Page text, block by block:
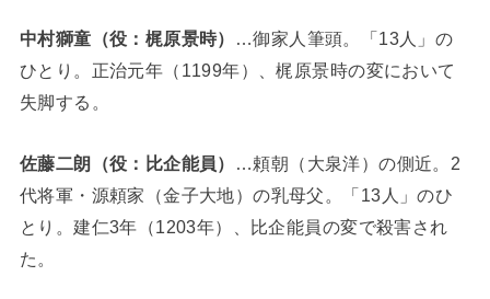
中村獅童（役：梶原景時）
…御家人筆頭。「13人」の
ひとり。正治元年（1199年）、梶原景時の変において
失脚する。
佐藤二朗（役：比企能員）
…頼朝（大泉洋）の側近。2
代将軍・源頼家（金子大地）の乳母父。「13人」のひ
とり。建仁3年（1203年）、比企能員の変で殺害され
た。